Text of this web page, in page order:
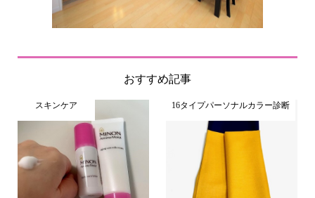
おすすめ記事
スキンケア 16タイプパーソナルカラー診断